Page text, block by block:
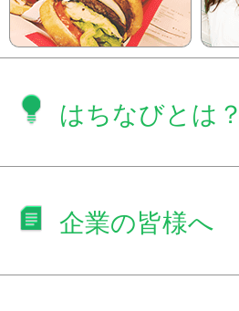
はちなびとは？
企業の皆様へ